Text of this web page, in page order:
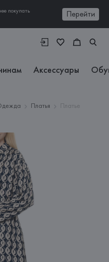
покупать
Перейти
Аксессуары
Платья
Платье